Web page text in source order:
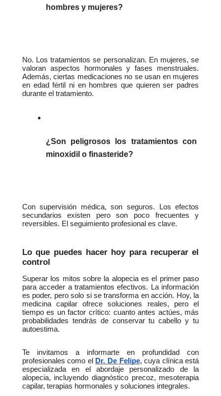
hombres y mujeres?
No. Los tratamientos se personalizan. En mujeres, se
valoran aspectos hormonales y fases menstruales.
Además, ciertas medicaciones no se usan en mujeres
en edad fértil ni en hombres que quieren ser padres
durante el tratamiento.
¿Son peligrosos los tratamientos con
minoxidil o finasteride?
Con supervisión médica, son seguros. Los efectos
secundarios existen pero son poco frecuentes y
reversibles. El seguimiento profesional es clave.
Lo que puedes hacer hoy para recuperar el
control
Superar los mitos sobre la alopecia es el primer paso
para acceder a tratamientos efectivos. La información
es poder, pero solo si se transforma en acción. Hoy, la
medicina capilar ofrece soluciones reales, pero el
tiempo es un factor crítico: cuanto antes actúes, más
probabilidades tendrás de conservar tu cabello y tu
autoestima.
Te invitamos a informarte en profundidad con
profesionales como el
Dr. De Felipe, cuya clínica está
especializada en el abordaje personalizado de la
alopecia, incluyendo diagnóstico precoz, mesoterapia
capilar, terapias hormonales y soluciones integrales.